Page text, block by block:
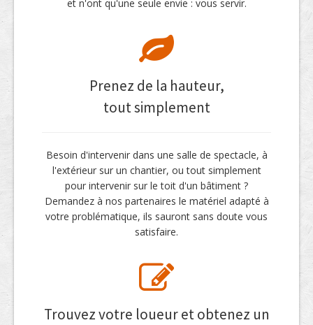
et n'ont qu'une seule envie : vous servir.
Prenez de la hauteur,
tout simplement
Besoin d'intervenir dans une salle de spectacle, à
l'extérieur sur un chantier, ou tout simplement
pour intervenir sur le toit d'un bâtiment ?
Demandez à nos partenaires le matériel adapté à
votre problématique, ils sauront sans doute vous
satisfaire.
Trouvez votre loueur et obtenez un